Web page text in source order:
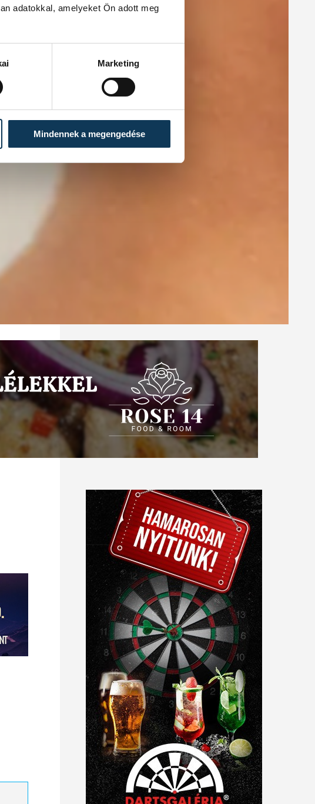
adatokkal, amelyeket Ön adott meg
Marketing
Mindennek a megengedése